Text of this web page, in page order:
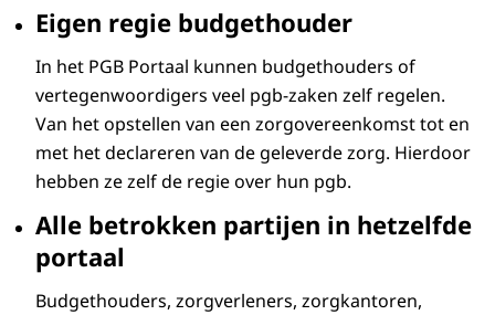
Ondertiteling
srt 0,704 KB
Download
Audiobeschrijving
Download
In het PGB Portaal kan dat direct.
U vult uw formulieren op het portaal in.
En deelt ze daarna met uw zorgverlener.
Veel gegevens zijn al voor u ingevuld. U vult
aan en controleert.
Dat verkleint de kans op fouten.
En u heeft alle gegevens bij elkaar.
Dat geeft overzicht.
Eigen regie budgethouder
In het PGB Portaal kunnen budgethouders of
vertegenwoordigers veel pgb-zaken zelf regelen.
Van het opstellen van een zorgovereenkomst tot en
met het declareren van de geleverde zorg. Hierdoor
hebben ze zelf de regie over hun pgb.
Alle betrokken partijen in hetzelfde
portaal
Budgethouders, zorgverleners, zorgkantoren,